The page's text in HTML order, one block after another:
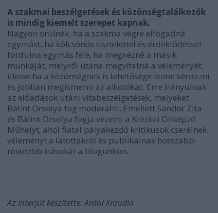
A szakmai beszélgetések és közönségtalálkozók
is mindig kiemelt szerepet kapnak.
Nagyon örülnék, ha a szakma végre elfogadná
egymást, ha kölcsönös tisztelettel és érdeklődéssel
fordulna egymás felé, ha megnézné a másik
munkáját, melyről utána megvitatná a véleményét,
illetve ha a közönségnek is lehetősége lenne kérdezni
és jobban megismerni az alkotókat. Erre irányulnak
az előadások utáni vitabeszélgetések, melyeket
Bálint Orsolya fog moderálni. Emellett Sándor Zita
és Bálint Orsolya fogja vezetni a Kritikai Önképző
Műhelyt, ahol fiatal pályakezdő kritikusok cserélnek
véleményt a látottakról és publikálnak hosszabb-
rövidebb írásokat a blogunkon.
Az interjút készítette: Antal Klaudia